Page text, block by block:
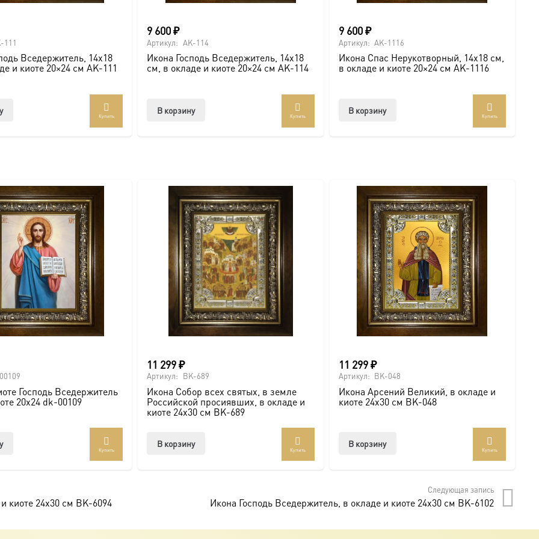
образа в стильном и солидном обрамлении.
Подписывайтесь на нашу группу ВКонтакте: https://vk.com/ikonaspas
111
Вседержитель, 14х18
и киоте 20×24 см AK-111
Купить
9 600₽
Артикул: AK-114
Икона Господь Вседержитель, 14х18
см, в окладе и киоте 20×24 см AK-114
В корзину
Купить
9 600₽
Артикул: AK-1116
Икона Спас Нерукотворный, 14х18 см,
в окладе и киоте 20×24 см AK-1116
В корзину
Купить
Господь Вседержитель
20х24 dk-00109
Купить
11 299₽
Артикул: BK-689
Икона Собор всех святых, в земле
Российской просиявших, в окладе и
киоте 24х30 см BK-689
В корзину
Купить
11 299₽
Артикул: BK-048
Икона Арсений Великий, в окладе и
киоте 24х30 см BK-048
В корзину
Купить
киоте 24х30 см BK-6094
Следующая запись
Икона Господь Вседержитель, в окладе и киоте 24х30 см BK-6102